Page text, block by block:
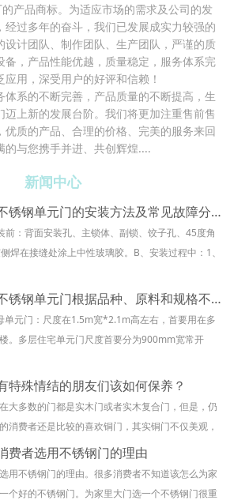
产品商标。为适应市场的需求及公司的发
经过多年的奋斗，我们已发展成实力较强的
计团队、制作团队、生产团队，严谨的质
备，产品性能优越，质量稳定，服务体系完
用，深受用户的好评和信赖！
系的不断完善，产品质量的不断提高，生
迈上新的发展台阶。我们将更加注重售前售
优质的产品、合理的价格、完美的服务来回
的与您携手并进、共创辉煌....
新闻中心
楼宇不锈钢单元门的安装方法及常见故障分析
前：背面安装孔、主锁体、副锁、饺子孔、45度角
焊在接缝处涂上中性玻璃胶。B、安装过程中：1、
，以免撞到安装孔。C、安装后：...
楼宇不锈钢单元门根据品种、原料和规格不同
单元门：尺度在1.5m宽*2.1m高左右，首要用在多
。多层住宅单元门尺度首要分为900mm宽常开
地下室。 2、四开单元门 ...
特殊情结的朋友们该如何保养？
大多数的门都是实木门或者实木复合门，但是，仍
消费者还是比较的喜欢铜门，其实铜门不仅美观，
保养中也会减掉很多的麻烦，你知道铜门如何保养
费者选用不锈钢门的理由
用不锈钢门的理由。很多消费者不知道该怎么为家
个好的不锈钢门。为家里大门选一个不锈钢门很重